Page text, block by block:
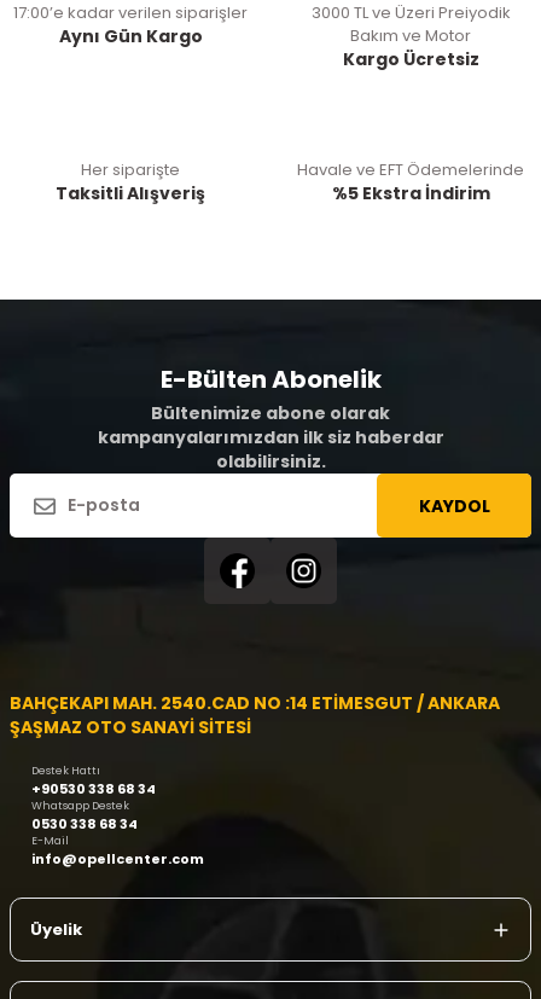
17:00’e kadar verilen siparişler
Aynı Gün Kargo
3000 TL ve Üzeri Preiyodik
Bakım ve Motor
Kargo Ücretsiz
Her siparişte
Taksitli Alışveriş
Havale ve EFT Ödemelerinde
%5 Ekstra İndirim
E-Bülten Abonelik
Bültenimize abone olarak
kampanyalarımızdan ilk siz haberdar
olabilirsiniz.
KAYDOL
BAHÇEKAPI MAH. 2540.CAD NO :14 ETİMESGUT / ANKARA
ŞAŞMAZ OTO SANAYİ SİTESİ
Destek Hattı
+90530 338 68 34
Whatsapp Destek
0530 338 68 34
E-Mail
info@opellcenter.com
Üyelik